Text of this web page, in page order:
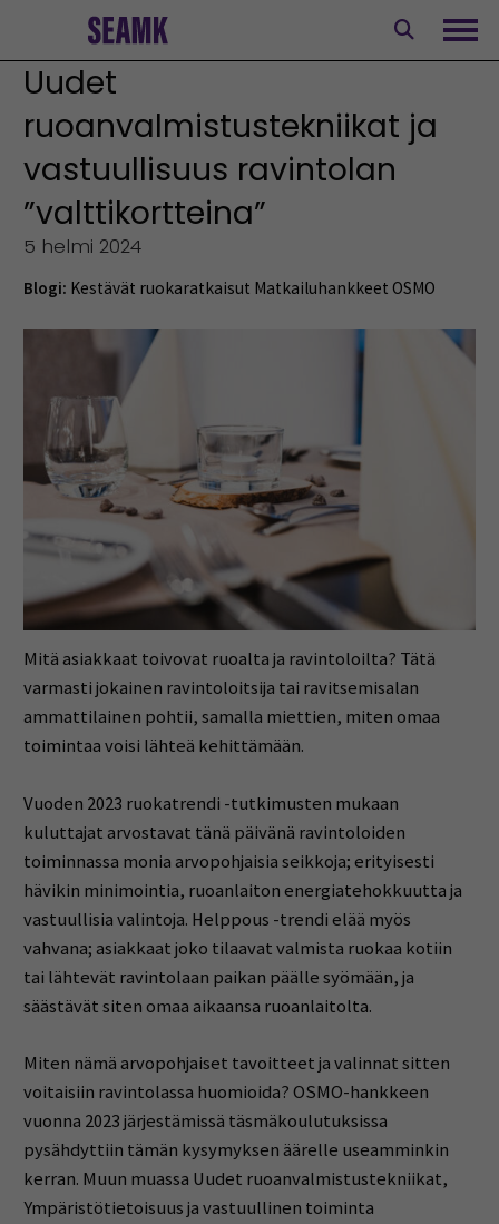
Uudet
ruoanvalmistustekniikat ja
vastuullisuus ravintolan
”valttikortteina”
5 helmi 2024
Blogi: Kestävät ruokaratkaisut Matkailuhankkeet OSMO
Mitä asiakkaat toivovat ruoalta ja ravintoloilta? Tätä
varmasti jokainen ravintoloitsija tai ravitsemisalan
ammattilainen pohtii, samalla miettien, miten omaa
toimintaa voisi lähteä kehittämään.
Vuoden 2023 ruokatrendi -tutkimusten mukaan
kuluttajat arvostavat tänä päivänä ravintoloiden
toiminnassa monia arvopohjaisia seikkoja; erityisesti
hävikin minimointia, ruoanlaiton energiatehokkuutta ja
vastuullisia valintoja. Helppous -trendi elää myös
vahvana; asiakkaat joko tilaavat valmista ruokaa kotiin
tai lähtevät ravintolaan paikan päälle syömään, ja
säästävät siten omaa aikaansa ruoanlaitolta.
Miten nämä arvopohjaiset tavoitteet ja valinnat sitten
voitaisiin ravintolassa huomioida? OSMO-hankkeen
vuonna 2023 järjestämissä täsmäkoulutuksissa
pysähdyttiin tämän kysymyksen äärelle useamminkin
kerran. Muun muassa Uudet ruoanvalmistustekniikat,
Ympäristötietoisuus ja vastuullinen toiminta